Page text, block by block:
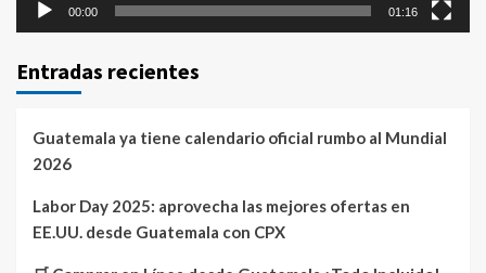
00:00 01:16
Entradas recientes
Guatemala ya tiene calendario oficial rumbo al Mundial
2026
Labor Day 2025: aprovecha las mejores ofertas en
EE.UU. desde Guatemala con CPX